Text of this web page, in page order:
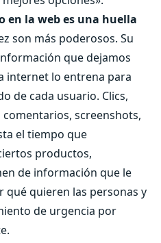
la web es una huella
son más poderosos. Su
que dejamos
internet lo entrena para
de cada usuario. Clics,
screenshots,
el tiempo que
productos,
de información que le
quieren las personas y
de urgencia por